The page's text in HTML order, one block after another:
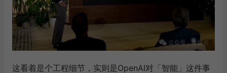
Alexander指着那张曲线说，「曲线往左上角爬，智能在
涨，token却在降」。